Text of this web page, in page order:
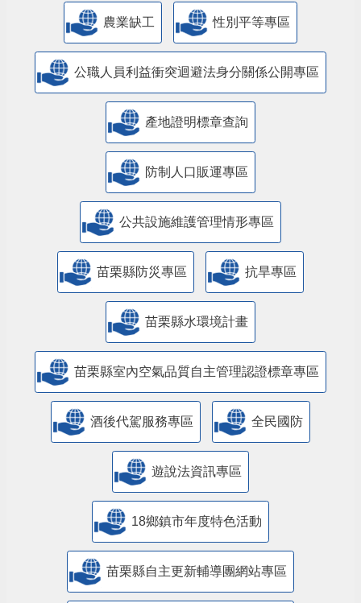
農業缺工 性別平等專區
公職人員利益衝突迴避法身分關係公開專區
產地證明標章查詢
防制人口販運專區
​公共設施維護管理情形專區
苗栗縣防災專區 抗旱專區
苗栗縣水環境計畫
苗栗縣室內空氣品質自主管理認證標章專區
酒後代駕服務專區 全民國防
遊說法資訊專區
18鄉鎮市年度特色活動
苗栗縣自主更新輔導團網站專區